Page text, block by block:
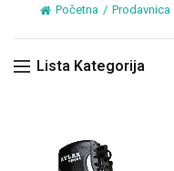
Početna Prodavnica
Lista Kategorija